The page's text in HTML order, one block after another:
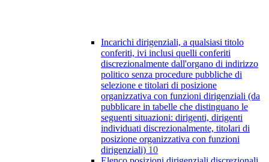
Incarichi dirigenziali, a qualsiasi titolo
conferiti, ivi inclusi quelli conferiti
discrezionalmente dall'organo di indirizzo
politico senza procedure pubbliche di
selezione e titolari di posizione
organizzativa con funzioni dirigenziali (da
pubblicare in tabelle che distinguano le
seguenti situazioni: dirigenti, dirigenti
individuati discrezionalmente, titolari di
posizione organizzativa con funzioni
dirigenziali) 10